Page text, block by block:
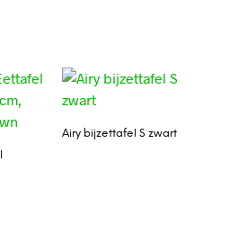
Airy bijzettafel S zwart